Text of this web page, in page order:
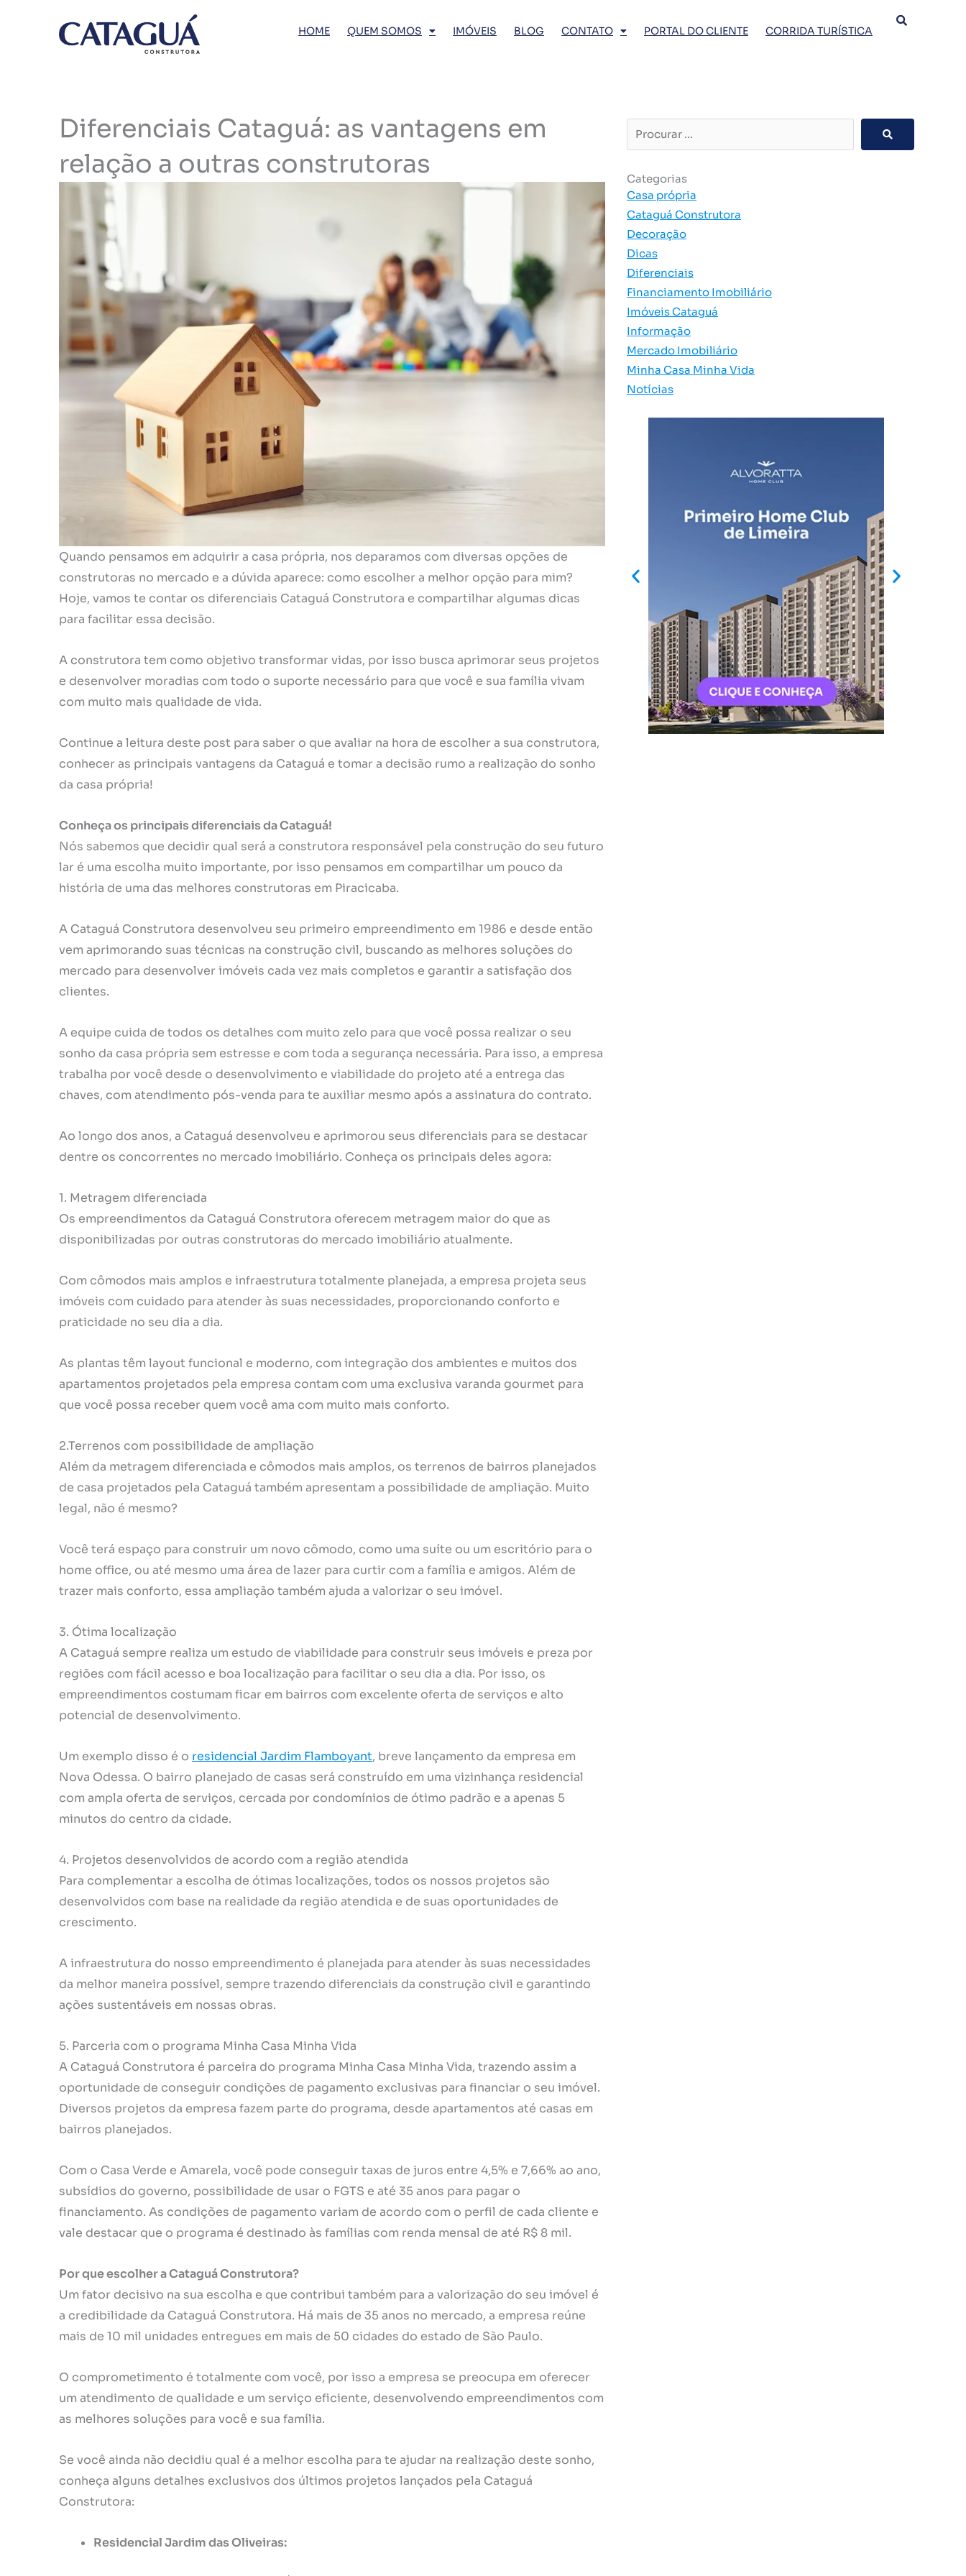
HOME QUEM SOMOS IMÓVEIS BLOG CONTATO PORTAL DO CLIENTE CORRIDA TURÍSTICA
Diferenciais Cataguá: as vantagens em
relação a outras construtoras
Quando pensamos em adquirir a casa própria, nos deparamos com diversas opções de
construtoras no mercado e a dúvida aparece: como escolher a melhor opção para mim?
Hoje, vamos te contar os diferenciais Cataguá Construtora e compartilhar algumas dicas
para facilitar essa decisão.
A construtora tem como objetivo transformar vidas, por isso busca aprimorar seus projetos
e desenvolver moradias com todo o suporte necessário para que você e sua família vivam
com muito mais qualidade de vida.
Continue a leitura deste post para saber o que avaliar na hora de escolher a sua construtora,
conhecer as principais vantagens da Cataguá e tomar a decisão rumo a realização do sonho
da casa própria!
Conheça os principais diferenciais da Cataguá!
Nós sabemos que decidir qual será a construtora responsável pela construção do seu futuro
lar é uma escolha muito importante, por isso pensamos em compartilhar um pouco da
história de uma das melhores construtoras em Piracicaba.
A Cataguá Construtora desenvolveu seu primeiro empreendimento em 1986 e desde então
vem aprimorando suas técnicas na construção civil, buscando as melhores soluções do
mercado para desenvolver imóveis cada vez mais completos e garantir a satisfação dos
clientes.
A equipe cuida de todos os detalhes com muito zelo para que você possa realizar o seu
sonho da casa própria sem estresse e com toda a segurança necessária. Para isso, a empresa
trabalha por você desde o desenvolvimento e viabilidade do projeto até a entrega das
chaves, com atendimento pós-venda para te auxiliar mesmo após a assinatura do contrato.
Ao longo dos anos, a Cataguá desenvolveu e aprimorou seus diferenciais para se destacar
dentre os concorrentes no mercado imobiliário. Conheça os principais deles agora:
1. Metragem diferenciada
Os empreendimentos da Cataguá Construtora oferecem metragem maior do que as
disponibilizadas por outras construtoras do mercado imobiliário atualmente.
Com cômodos mais amplos e infraestrutura totalmente planejada, a empresa projeta seus
imóveis com cuidado para atender às suas necessidades, proporcionando conforto e
praticidade no seu dia a dia.
As plantas têm layout funcional e moderno, com integração dos ambientes e muitos dos
apartamentos projetados pela empresa contam com uma exclusiva varanda gourmet para
que você possa receber quem você ama com muito mais conforto.
2.Terrenos com possibilidade de ampliação
Além da metragem diferenciada e cômodos mais amplos, os terrenos de bairros planejados
de casa projetados pela Cataguá também apresentam a possibilidade de ampliação. Muito
legal, não é mesmo?
Você terá espaço para construir um novo cômodo, como uma suíte ou um escritório para o
home office, ou até mesmo uma área de lazer para curtir com a família e amigos. Além de
trazer mais conforto, essa ampliação também ajuda a valorizar o seu imóvel.
3. Ótima localização
A Cataguá sempre realiza um estudo de viabilidade para construir seus imóveis e preza por
regiões com fácil acesso e boa localização para facilitar o seu dia a dia. Por isso, os
empreendimentos costumam ficar em bairros com excelente oferta de serviços e alto
potencial de desenvolvimento.
Um exemplo disso é o residencial Jardim Flamboyant, breve lançamento da empresa em
Nova Odessa. O bairro planejado de casas será construído em uma vizinhança residencial
com ampla oferta de serviços, cercada por condomínios de ótimo padrão e a apenas 5
minutos do centro da cidade.
4. Projetos desenvolvidos de acordo com a região atendida
Para complementar a escolha de ótimas localizações, todos os nossos projetos são
desenvolvidos com base na realidade da região atendida e de suas oportunidades de
crescimento.
A infraestrutura do nosso empreendimento é planejada para atender às suas necessidades
da melhor maneira possível, sempre trazendo diferenciais da construção civil e garantindo
ações sustentáveis em nossas obras.
5. Parceria com o programa Minha Casa Minha Vida
A Cataguá Construtora é parceira do programa Minha Casa Minha Vida, trazendo assim a
oportunidade de conseguir condições de pagamento exclusivas para financiar o seu imóvel.
Diversos projetos da empresa fazem parte do programa, desde apartamentos até casas em
bairros planejados.
Com o Casa Verde e Amarela, você pode conseguir taxas de juros entre 4,5% e 7,66% ao ano,
subsídios do governo, possibilidade de usar o FGTS e até 35 anos para pagar o
financiamento. As condições de pagamento variam de acordo com o perfil de cada cliente e
vale destacar que o programa é destinado às famílias com renda mensal de até R$ 8 mil.
Por que escolher a Cataguá Construtora?
Um fator decisivo na sua escolha e que contribui também para a valorização do seu imóvel é
a credibilidade da Cataguá Construtora. Há mais de 35 anos no mercado, a empresa reúne
mais de 10 mil unidades entregues em mais de 50 cidades do estado de São Paulo.
O comprometimento é totalmente com você, por isso a empresa se preocupa em oferecer
um atendimento de qualidade e um serviço eficiente, desenvolvendo empreendimentos com
as melhores soluções para você e sua família.
Se você ainda não decidiu qual é a melhor escolha para te ajudar na realização deste sonho,
conheça alguns detalhes exclusivos dos últimos projetos lançados pela Cataguá
Construtora:
Residencial Jardim das Oliveiras:
Procurar
…
Categorias
Casa própria
Cataguá Construtora
Decoração
Dicas
Diferenciais
Financiamento Imobiliário
Imóveis Cataguá
Informação
Mercado Imobiliário
Minha Casa Minha Vida
Notícias